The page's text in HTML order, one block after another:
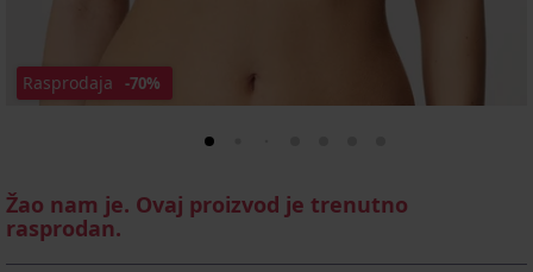
Rasprodaja -70%
Žao nam je. Ovaj proizvod je trenutno
rasprodan.